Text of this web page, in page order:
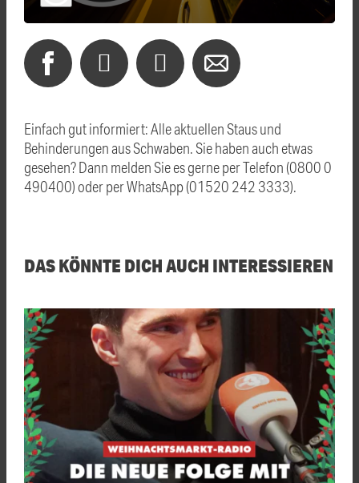
Einfach gut informiert: Alle aktuellen Staus und
Behinderungen aus Schwaben. Sie haben auch etwas
gesehen? Dann melden Sie es gerne per Telefon (0800 0
490400) oder per WhatsApp (01520 242 3333).
DAS KÖNNTE DICH AUCH INTERESSIEREN